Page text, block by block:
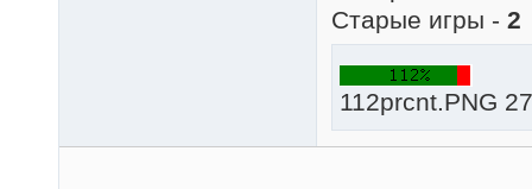
Старые игры - 2
112prcnt.PNG